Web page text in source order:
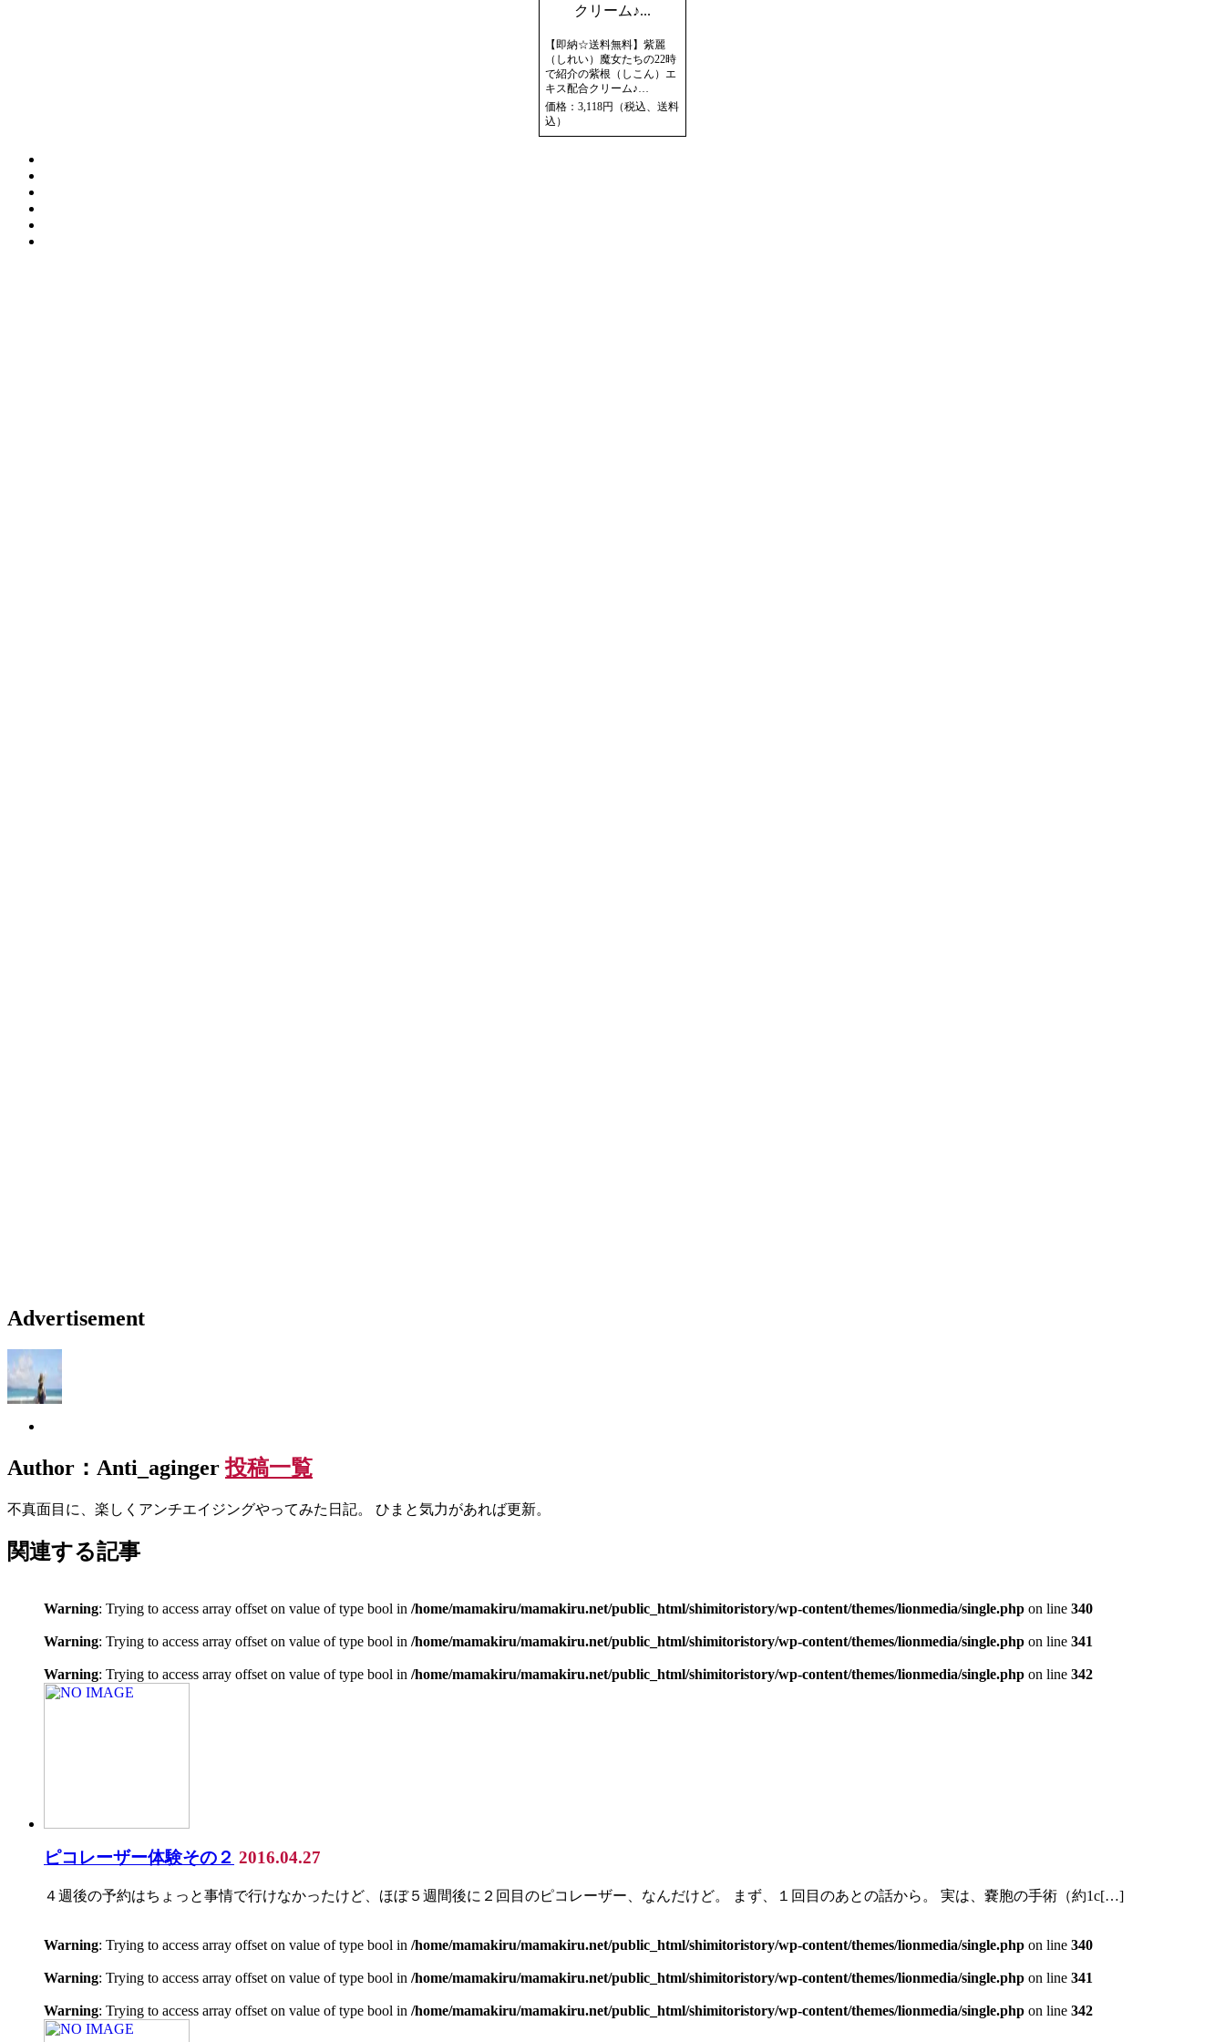
【即納☆送料無料】紫麗
（しれい）魔女たちの22時
で紹介の紫根（しこん）エ
キス配合クリーム♪…
価格：3,118円（税込、送料
込）
Advertisement
Author：Anti_aginger投稿一覧
不真面目に、楽しくアンチエイジングやってみた日記。 ひまと気力があれば更新。
関連する記事
Warning: Trying to access array offset on value of type bool in /home/mamakiru/mamakiru.net/public_html/shimitoristory/wp-content/themes/lionmedia/single.php on line 340
Warning: Trying to access array offset on value of type bool in /home/mamakiru/mamakiru.net/public_html/shimitoristory/wp-content/themes/lionmedia/single.php on line 341
Warning: Trying to access array offset on value of type bool in /home/mamakiru/mamakiru.net/public_html/shimitoristory/wp-content/themes/lionmedia/single.php on line 342
ピコレーザー体験その２ 2016.04.27
４週後の予約はちょっと事情で行けなかったけど、ほぼ５週間後に２回目のピコレーザー、なんだけど。 まず、１回目のあとの話から。 実は、嚢胞の手術（約1c[…]
Warning: Trying to access array offset on value of type bool in /home/mamakiru/mamakiru.net/public_html/shimitoristory/wp-content/themes/lionmedia/single.php on line 340
Warning: Trying to access array offset on value of type bool in /home/mamakiru/mamakiru.net/public_html/shimitoristory/wp-content/themes/lionmedia/single.php on line 341
Warning: Trying to access array offset on value of type bool in /home/mamakiru/mamakiru.net/public_html/shimitoristory/wp-content/themes/lionmedia/single.php on line 342